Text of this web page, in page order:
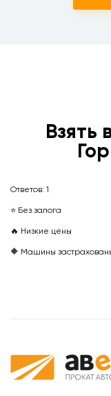
Взять
Ответов: 1
⭐ Без залога
🔥 Низкие цены
🔶 Машины